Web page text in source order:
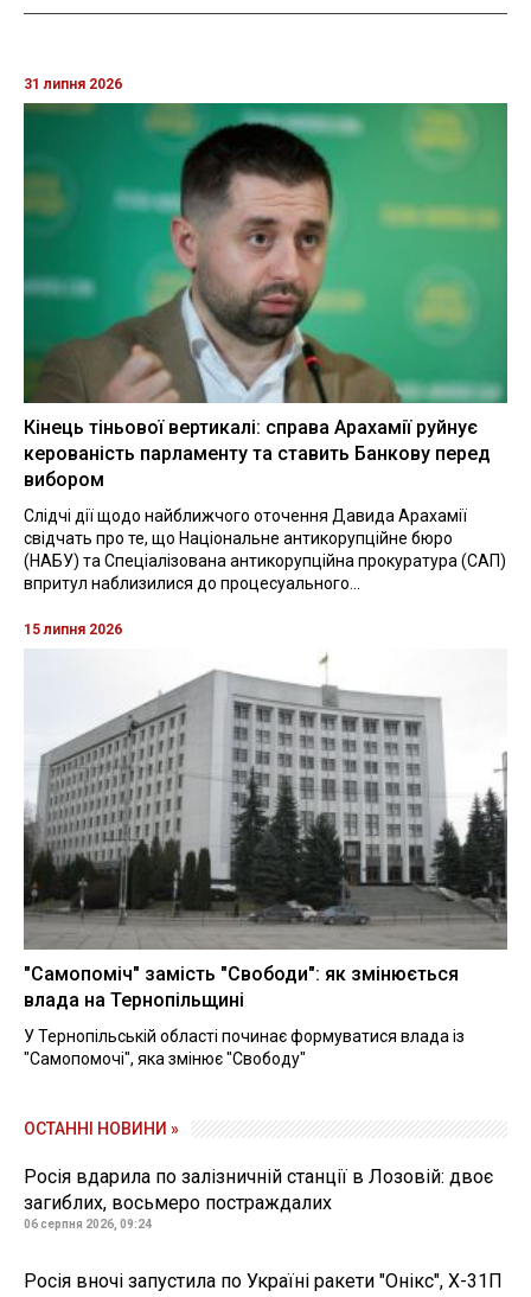
31 липня 2026
Кінець тіньової вертикалі: справа Арахамії руйнує
керованість парламенту та ставить Банкову перед
вибором
Слідчі дії щодо найближчого оточення Давида Арахамії
свідчать про те, що Національне антикорупційне бюро
(НАБУ) та Спеціалізована антикорупційна прокуратура (САП)
впритул наблизилися до процесуального...
15 липня 2026
"Самопоміч" замість "Свободи": як змінюється
влада на Тернопільщині
У Тернопільській області починає формуватися влада із
"Самопомочі", яка змінює "Свободу"
ОСТАННІ НОВИНИ »
Росія вдарила по залізничній станції в Лозовій: двоє
загиблих, восьмеро постраждалих
06 серпня 2026, 09:24
Росія вночі запустила по Україні ракети "Онікс", Х-31П